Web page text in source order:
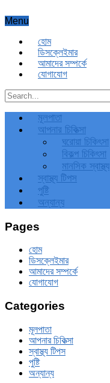
Menu
হোম
ডিসক্লেইমার
আমাদের সম্পর্কে
যোগাযোগ
মূলপাতা
আপনার চিকিত্‍সা
ঘরোয়া চিকিৎসা
বিকল্প চিকিৎসা
মানসিক স্বাস্থ্য
স্বাস্থ্য টিপস
পুষ্টি
অন্যান্য
Pages
হোম
ডিসক্লেইমার
আমাদের সম্পর্কে
যোগাযোগ
Categories
মূলপাতা
আপনার চিকিত্‍সা
স্বাস্থ্য টিপস
পুষ্টি
অন্যান্য